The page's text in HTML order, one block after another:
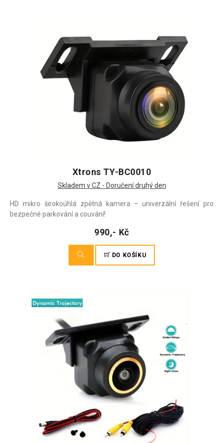
Xtrons TY-BC0010
Skladem v CZ - Doručení druhý den
HD mikro širokoúhlá zpětná kamera – univerzální řešení pro
bezpečné parkování a couvání!
990,- Kč
DO KOŠÍKU